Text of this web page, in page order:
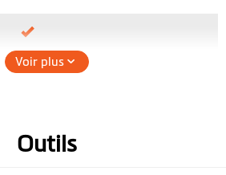
Voir plus
Outils